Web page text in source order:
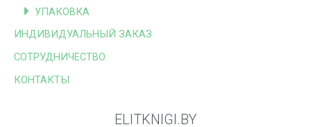
УПАКОВКА
ИНДИВИДУАЛЬНЫЙ ЗАКАЗ
СОТРУДНИЧЕСТВО
КОНТАКТЫ
ELITKNIGI.BY